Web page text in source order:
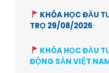
KHÓA HỌC ĐẦU
TRỌ 29/08/2026
KHÓA HỌC ĐẦU
ĐỘNG SẢN VIỆT